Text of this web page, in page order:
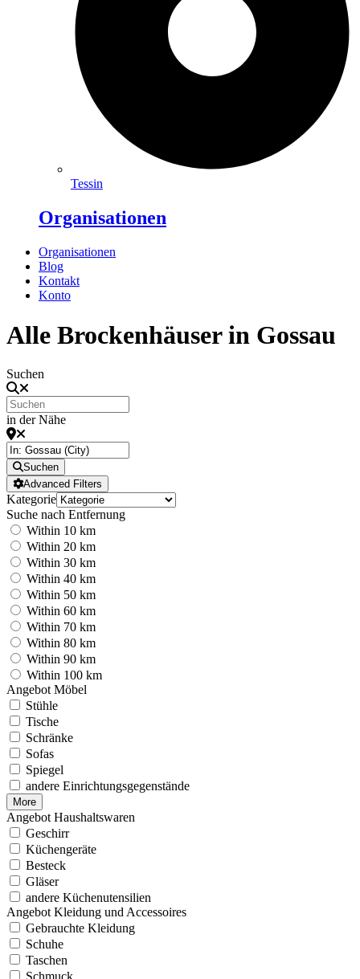
Tessin
Organisationen
Organisationen
Blog
Kontakt
Konto
Alle Brockenhäuser in Gossau
Suchen
in der Nähe
Suchen
Advanced Filters
Kategorie
Suche nach Entfernung
Within 10 km
Within 20 km
Within 30 km
Within 40 km
Within 50 km
Within 60 km
Within 70 km
Within 80 km
Within 90 km
Within 100 km
Angebot Möbel
Stühle
Tische
Schränke
Sofas
Spiegel
andere Einrichtungsgegenstände
More
Angebot Haushaltswaren
Geschirr
Küchengeräte
Besteck
Gläser
andere Küchenutensilien
Angebot Kleidung und Accessoires
Gebrauchte Kleidung
Schuhe
Taschen